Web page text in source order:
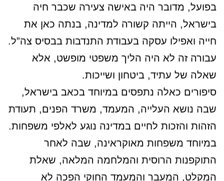
בפועל, מדובר היה באישה צעירה שכבר חיה
בישראל, הייתה קשורה למדינה, בנתה כאן את
חייה ואפילו עסקה בעבודת התנדבות בבסיס צה”ל.
עבורה זה לא היה הליך משפטי מופשט, אלא
שאלה של עתיד, ביטחון ושייכות.
סיפורים כאלה נתפסים במיוחד בכאב בישראל,
שבה נושא העלייה, המעמד, משרד הפנים, תעודת
הזהות והזכות לחיים במדינה נוגע לאלפי משפחות.
במיוחד משפחות מאוקראינה, שבה לאחר
התוקפנות הרוסית והמלחמה המלאה, שאלת
המקלט, המעבר והמעמד החוקי הפכה לא